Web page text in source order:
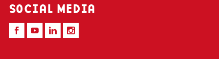
SOCIAL MEDIA